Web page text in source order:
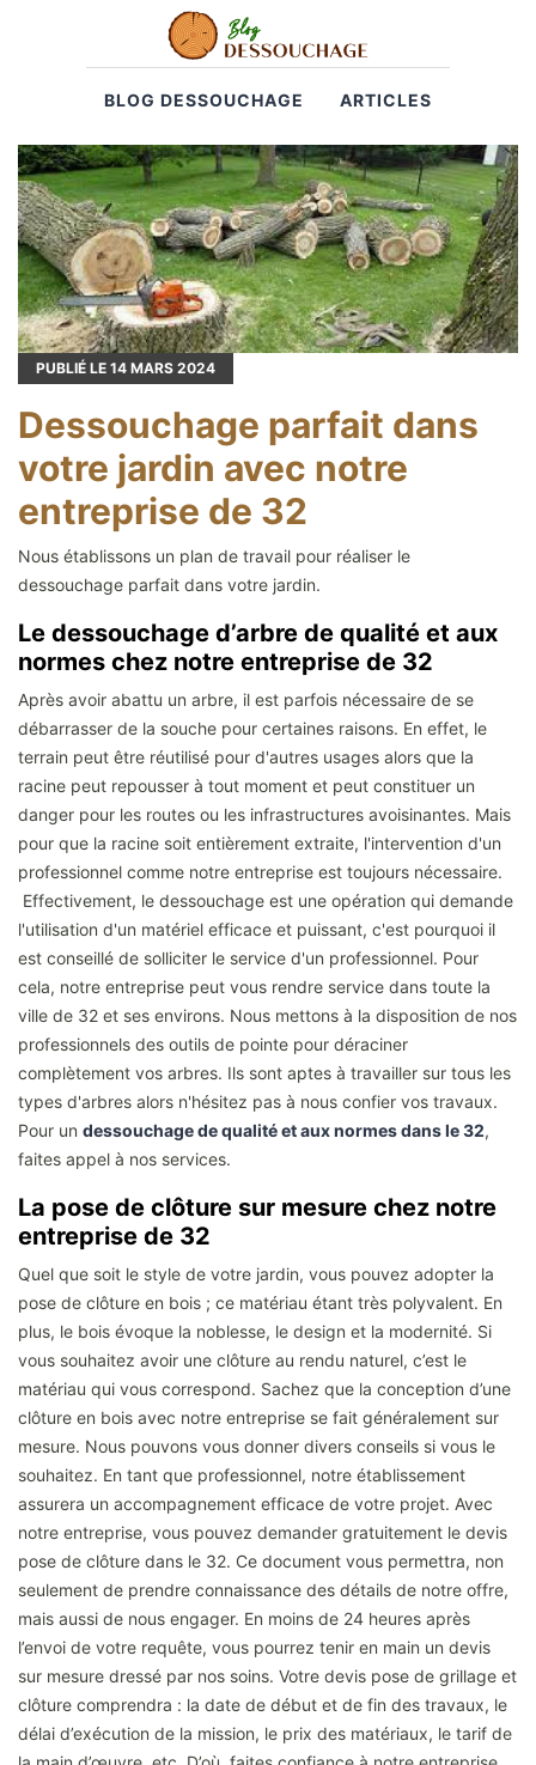
BLOG DESSOUCHAGE ARTICLES
PUBLIÉ LE 14 MARS 2024
Dessouchage parfait dans
votre jardin avec notre
entreprise de 32
Nous établissons un plan de travail pour réaliser le
dessouchage parfait dans votre jardin.
Le dessouchage d’arbre de qualité et aux
normes chez notre entreprise de 32
Après avoir abattu un arbre, il est parfois nécessaire de se
débarrasser de la souche pour certaines raisons. En effet, le
terrain peut être réutilisé pour d'autres usages alors que la
racine peut repousser à tout moment et peut constituer un
danger pour les routes ou les infrastructures avoisinantes. Mais
pour que la racine soit entièrement extraite, l'intervention d'un
professionnel comme notre entreprise est toujours nécessaire.
Effectivement, le dessouchage est une opération qui demande
l'utilisation d'un matériel efficace et puissant, c'est pourquoi il
est conseillé de solliciter le service d'un professionnel. Pour
cela, notre entreprise peut vous rendre service dans toute la
ville de 32 et ses environs. Nous mettons à la disposition de nos
professionnels des outils de pointe pour déraciner
complètement vos arbres. Ils sont aptes à travailler sur tous les
types d'arbres alors n'hésitez pas à nous confier vos travaux.
Pour un dessouchage de qualité et aux normes dans le 32,
faites appel à nos services.
La pose de clôture sur mesure chez notre
entreprise de 32
Quel que soit le style de votre jardin, vous pouvez adopter la
pose de clôture en bois ; ce matériau étant très polyvalent. En
plus, le bois évoque la noblesse, le design et la modernité. Si
vous souhaitez avoir une clôture au rendu naturel, c’est le
matériau qui vous correspond. Sachez que la conception d’une
clôture en bois avec notre entreprise se fait généralement sur
mesure. Nous pouvons vous donner divers conseils si vous le
souhaitez. En tant que professionnel, notre établissement
assurera un accompagnement efficace de votre projet. Avec
notre entreprise, vous pouvez demander gratuitement le devis
pose de clôture dans le 32. Ce document vous permettra, non
seulement de prendre connaissance des détails de notre offre,
mais aussi de nous engager. En moins de 24 heures après
l’envoi de votre requête, vous pourrez tenir en main un devis
sur mesure dressé par nos soins. Votre devis pose de grillage et
clôture comprendra : la date de début et de fin des travaux, le
délai d’exécution de la mission, le prix des matériaux, le tarif de